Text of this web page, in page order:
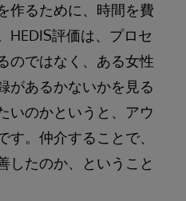
作るために、時間を費
HEDIS評価は、プロセ
のではなく、ある女性
があるかないかを見る
いのかというと、アウ
す。仲介することで、
したのか、ということ